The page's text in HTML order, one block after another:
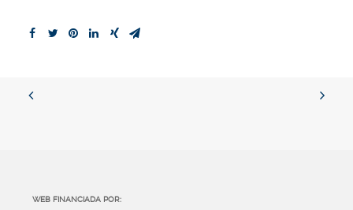
WEB FINANCIADA POR: